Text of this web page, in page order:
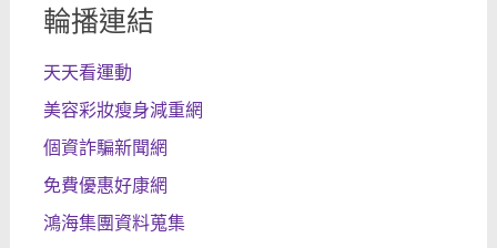
輪播連結
天天看運動
美容彩妝瘦身減重網
個資詐騙新聞網
免費優惠好康網
鴻海集團資料蒐集